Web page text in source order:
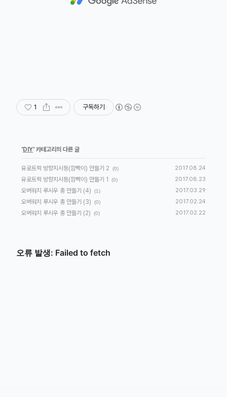
1 구독하기
'DIY' 카테고리의 다른 글
유로트럭 방향지시등(깜빡이) 만들기 2 (0) 2017.08.24
유로트럭 방향지시등(깜빡이) 만들기 1 (0) 2017.08.23
오버워치 루시우 총 만들기 (4) (1) 2017.03.29
오버워치 루시우 총 만들기 (3) (0) 2017.02.24
오버워치 루시우 총 만들기 (2) (0) 2017.02.22